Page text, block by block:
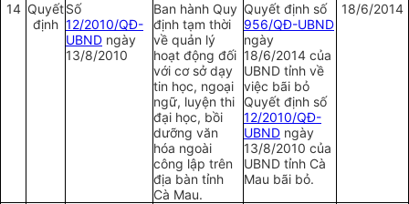
14 Quyết
định
Số
12/2010/QĐ-
UBND ngày
13/8/2010
Ban hành Quy
định tạm thời
về quản lý
hoạt động đối
với cơ sở dạy
tin học, ngoại
ngữ, luyện thi
đại học, bồi
dưỡng văn
hóa ngoài
công lập trên
địa bàn tỉnh
Cà Mau.
Quyết định số
956/QĐ-UBND
ngày
18/6/2014 của
UBND tỉnh về
việc bãi bỏ
Quyết định số
12/2010/QĐ-
UBND ngày
13/8/2010 của
UBND tỉnh Cà
Mau bãi bỏ.
18/6/2014